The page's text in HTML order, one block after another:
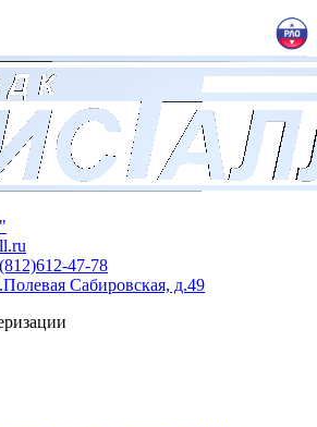
47-78
Сабировская, д.49